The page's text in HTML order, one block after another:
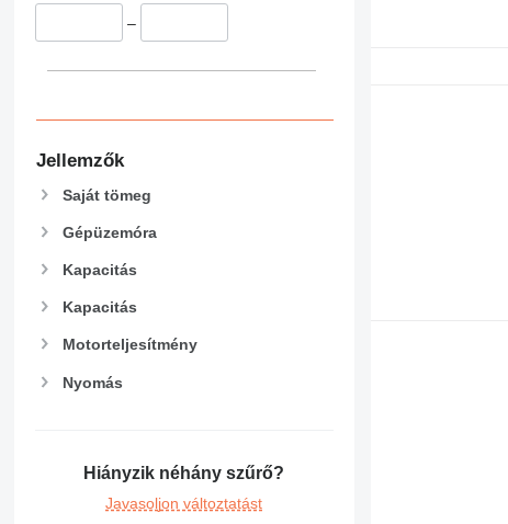
–
Jellemzők
Saját tömeg
Gépüzemóra
Kapacitás
Kapacitás
Motorteljesítmény
Nyomás
Hiányzik néhány szűrő?
Javasoljon változtatást